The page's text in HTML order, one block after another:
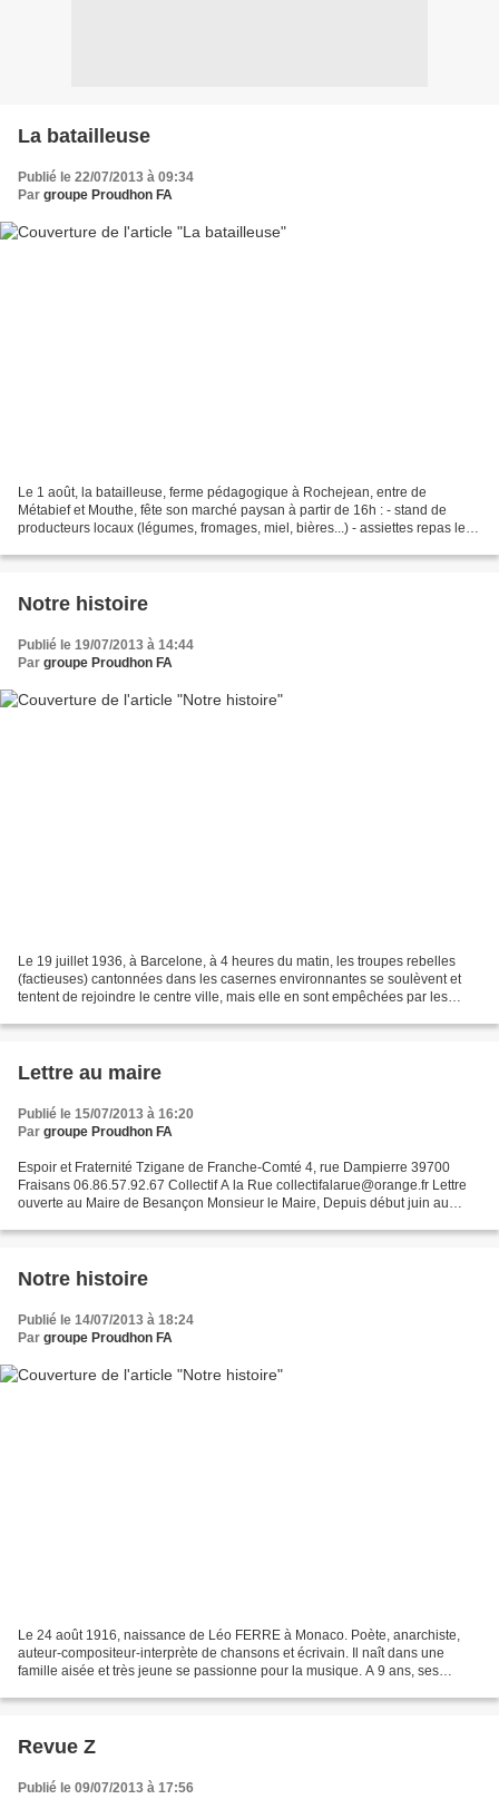
La batailleuse
Publié le 22/07/2013 à 09:34
Par groupe Proudhon FA
Le 1 août, la batailleuse, ferme pédagogique à Rochejean, entre de
Métabief et Mouthe, fête son marché paysan à partir de 16h : - stand de
producteurs locaux (légumes, fromages, miel, bières...) - assiettes repas le
Notre histoire
Publié le 19/07/2013 à 14:44
Par groupe Proudhon FA
Le 19 juillet 1936, à Barcelone, à 4 heures du matin, les troupes rebelles
(factieuses) cantonnées dans les casernes environnantes se soulèvent et
tentent de rejoindre le centre ville, mais elle en sont empêchées par les
Lettre au maire
Publié le 15/07/2013 à 16:20
Par groupe Proudhon FA
Espoir et Fraternité Tzigane de Franche-Comté 4, rue Dampierre 39700
Fraisans 06.86.57.92.67 Collectif A la Rue collectifalarue@orange.fr Lettre
ouverte au Maire de Besançon Monsieur le Maire, Depuis début juin au
Notre histoire
Publié le 14/07/2013 à 18:24
Par groupe Proudhon FA
Le 24 août 1916, naissance de Léo FERRE à Monaco. Poète, anarchiste,
auteur-compositeur-interprète de chansons et écrivain. Il naît dans une
famille aisée et très jeune se passionne pour la musique. A 9 ans, ses
Revue Z
Publié le 09/07/2013 à 17:56